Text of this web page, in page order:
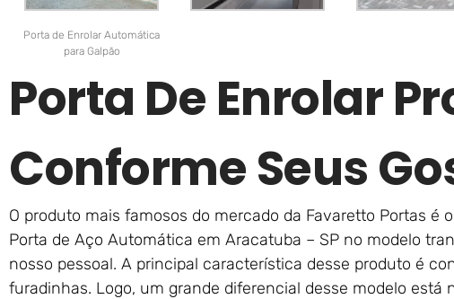
Porta de Enrolar Automática
para Galpão
Porta De Enrolar
Conforme Seus
O produto mais famosos do mercado da Favaretto Portas é
Porta de Aço Automática em Aracatuba – SP no modelo
nosso pessoal. A principal característica desse produto é
furadinhas. Logo, um grande diferencial desse modelo está